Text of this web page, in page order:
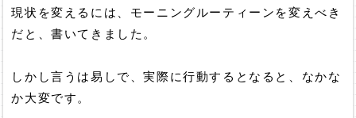
現状を変えるには、モーニングルーティーンを変えべき
だと、書いてきました。
しかし言うは易しで、実際に行動するとなると、なかな
か大変です。